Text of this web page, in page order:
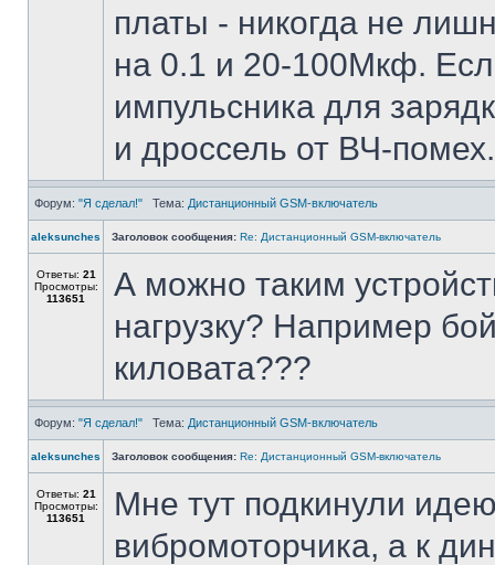
платы - никогда не
на 0.1 и 20-100Мкф.
импульсника для
и дроссель от ВЧ-
Форум: "Я сделал!" Тема: Дистанционный GSM-включатель
aleksunches Заголовок сообщения: Re: Дистанционный GSM-включатель
Ответы: 21
Просмотры:
113651
А можно таким
нагрузку? Например
киловата???
Форум: "Я сделал!" Тема: Дистанционный GSM-включатель
aleksunches Заголовок сообщения: Re: Дистанционный GSM-включатель
Ответы: 21
Просмотры:
113651
Мне тут подкинули
вибромоторчика, а к